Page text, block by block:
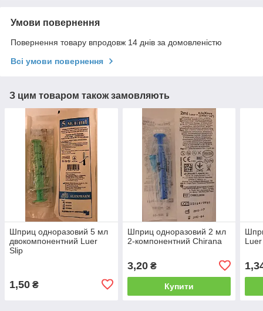
Умови повернення
Повернення товару впродовж 14 днів за домовленістю
Всі умови повернення
З цим товаром також замовляють
Шприц одноразовий 5 мл
двокомпонентний Luer
Slip
1,50 ₴
Шприц одноразовий 2 мл
2-компонентний Chirana
3,20₴
Купити